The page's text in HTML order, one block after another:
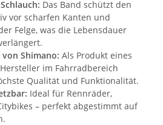
Das Band schützt den
vor scharfen Kanten und
Felge, was die Lebensdauer
Shimano: Als Produkt eines
im Fahrradbereich
Qualität und Funktionalität.
Ideal für Rennräder,
– perfekt abgestimmt auf